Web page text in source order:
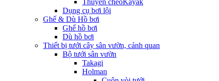
Thuyền chèoKayak
Dụng cụ bơi lội
Ghế & Dù Hồ bơi
Ghế hồ bơi
Dù hồ bơi
Thiết bị tưới cây sân vườn, cảnh quan
Bộ tưới sân vườn
Takagi
Holman